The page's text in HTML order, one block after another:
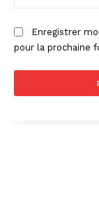
Enregistrer
pour la prochaine